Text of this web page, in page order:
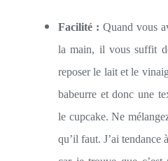
Facilité : Quand vous
la main, il vous suffit
reposer le lait et le
babeurre et donc une
le cupcake. Ne
qu’il faut. J’ai tendance